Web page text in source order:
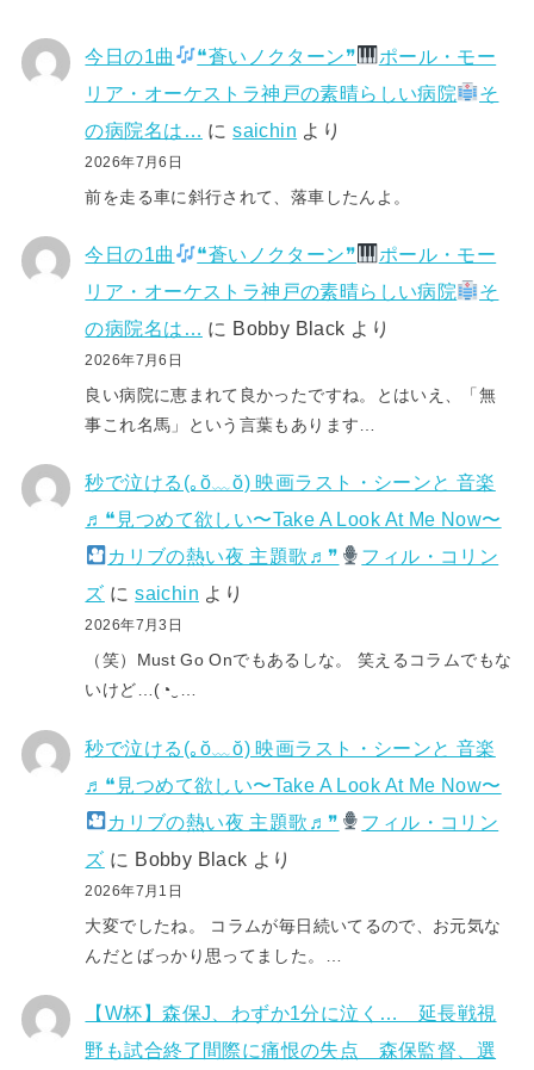
今日の1曲 ❝蒼いノクターン❞
ポール・モー
リア・オーケストラ神戸の素晴らしい病院
そ
の病院名は…
にsaichin より
2026年7月6日
前を走る車に斜行されて、落車したんよ。
今日の1曲 ❝蒼いノクターン❞
ポール・モー
リア・オーケストラ神戸の素晴らしい病院
そ
の病院名は… に Bobby Black より
2026年7月6日
良い病院に恵まれて良かったですね。とはいえ、「無
事これ名馬」という言葉もあります…
秒で泣ける(⁠｡⁠ŏ⁠﹏⁠ŏ⁠) 映画ラスト・シーンと 音楽
♬❝見つめて欲しい〜Take A Look At Me Now〜
カリブの熱い夜 主題歌♬❞
フィル・コリン
ズ にsaichin より
2026年7月3日
（笑）Must Go Onでもあるしな。 笑えるコラムでもな
いけど…(⁠◔⁠‿⁠…
秒で泣ける(⁠｡⁠ŏ⁠﹏⁠ŏ⁠) 映画ラスト・シーンと 音楽
♬❝見つめて欲しい〜Take A Look At Me Now〜
カリブの熱い夜 主題歌♬❞
フィル・コリン
ズ に Bobby Black より
2026年7月1日
大変でしたね。 コラムが毎日続いてるので、お元気な
んだとばっかり思ってました。…
【W杯】森保J、わずか1分に泣く… 延長戦視
野も試合終了間際に痛恨の失点 森保監督、選